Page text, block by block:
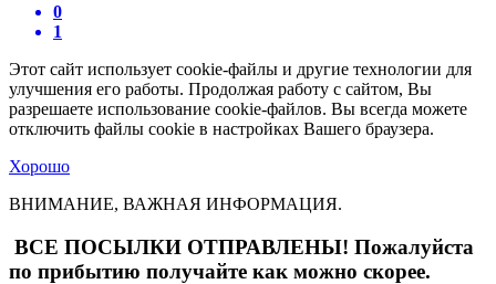
0
1
Этот сайт использует cookie-файлы и другие технологии для
улучшения его работы. Продолжая работу с сайтом, Вы
разрешаете использование cookie-файлов. Вы всегда можете
отключить файлы cookie в настройках Вашего браузера.
Хорошо
ВНИМАНИЕ, ВАЖНАЯ ИНФОРМАЦИЯ.
ВСЕ ПОСЫЛКИ ОТПРАВЛЕНЫ! Пожалуйста
по прибытию получайте как можно скорее.